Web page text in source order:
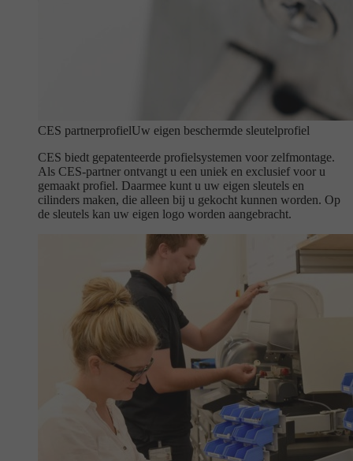
CES partnerprofielUw eigen beschermde sleutelprofiel
CES biedt gepatenteerde profielsystemen voor zelfmontage.
Als CES-partner ontvangt u een uniek en exclusief voor u
gemaakt profiel. Daarmee kunt u uw eigen sleutels en
cilinders maken, die alleen bij u gekocht kunnen worden. Op
de sleutels kan uw eigen logo worden aangebracht.